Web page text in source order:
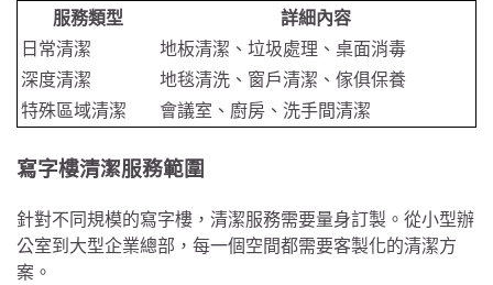
服務類型
詳細內容
日常清潔
地板清潔、垃圾處理、桌面消毒
深度清潔
地毯清洗、窗戶清潔、傢俱保養
特殊區域清潔
會議室、廚房、洗手間清潔
寫字樓清潔服務範圍
針對不同規模的寫字樓，清潔服務需要量身訂製。從小型辦
公室到大型企業總部，每一個空間都需要客製化的清潔方
案。